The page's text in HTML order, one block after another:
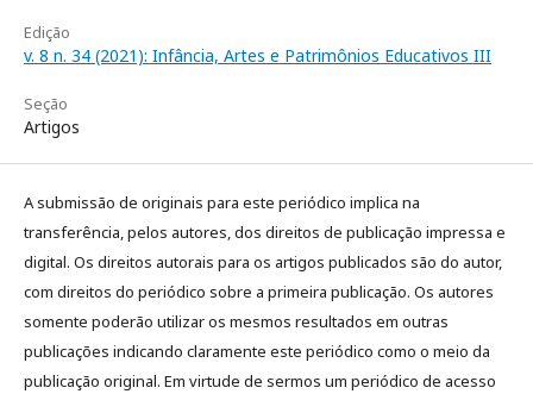
Edição
v. 8 n. 34 (2021): Infância, Artes e Patrimônios Educativos III
Seção
Artigos
A submissão de originais para este periódico implica na
transferência, pelos autores, dos direitos de publicação impressa e
digital. Os direitos autorais para os artigos publicados são do autor,
com direitos do periódico sobre a primeira publicação. Os autores
somente poderão utilizar os mesmos resultados em outras
publicações indicando claramente este periódico como o meio da
publicação original. Em virtude de sermos um periódico de acesso